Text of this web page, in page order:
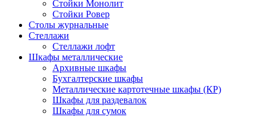
Стойки Монолит
Стойки Ровер
Столы журнальные
Стеллажи
Стеллажи лофт
Шкафы металлические
Архивные шкафы
Бухгалтерские шкафы
Металлические картотечные шкафы (КР)
Шкафы для раздевалок
Шкафы для сумок